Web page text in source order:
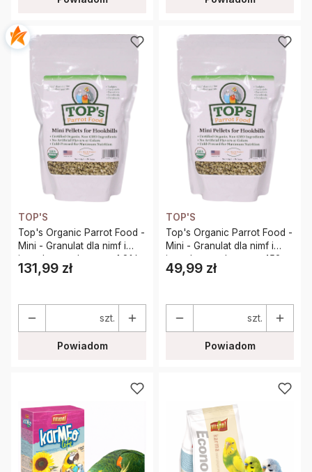
TOP'S
Top's Organic Parrot Food -
Mini - Granulat dla nimf i
innych małych papug 1,81 kg
Cena
131,99 zł
szt.
Powiadom
TOP'S
Top's Organic Parrot Food -
Mini - Granulat dla nimf i
innych małych papug 453g
Cena
49,99 zł
szt.
Powiadom